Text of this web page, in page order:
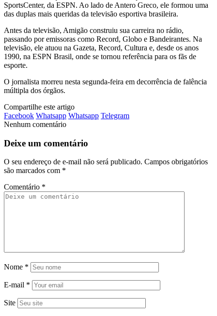
SportsCenter, da ESPN. Ao lado de Antero Greco, ele formou uma
das duplas mais queridas da televisão esportiva brasileira.
Antes da televisão, Amigão construiu sua carreira no rádio,
passando por emissoras como Record, Globo e Bandeirantes. Na
televisão, ele atuou na Gazeta, Record, Cultura e, desde os anos
1990, na ESPN Brasil, onde se tornou referência para os fãs de
esporte.
O jornalista morreu nesta segunda-feira em decorrência de falência
múltipla dos órgãos.
Compartilhe este artigo
Facebook Whatsapp Whatsapp Telegram
Nenhum comentário
Deixe um comentário
O seu endereço de e-mail não será publicado. Campos obrigatórios
são marcados com *
Comentário *
Nome *
E-mail *
Site